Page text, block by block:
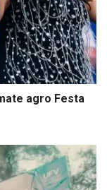
agro Festa